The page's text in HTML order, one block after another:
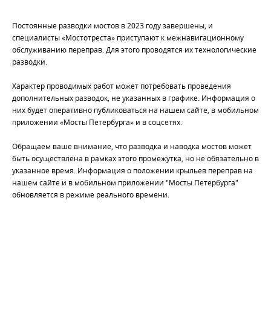
Постоянные разводки мостов в 2023 году завершены, и
специалисты «Мостотреста» приступают к межнавигационному
обслуживанию переправ. Для этого проводятся их технологические
разводки.
Характер проводимых работ может потребовать проведения
дополнительных разводок, не указанных в графике. Информация о
них будет оперативно публиковаться на нашем сайте, в мобильном
приложении «Мосты Петербурга» и в соцсетях.
Обращаем ваше внимание, что разводка и наводка мостов может
быть осуществлена в рамках этого промежутка, но не обязательно в
указанное время. Информация о положении крыльев переправ на
нашем сайте и в мобильном приложении "Мосты Петербурга"
обновляется в режиме реального времени.